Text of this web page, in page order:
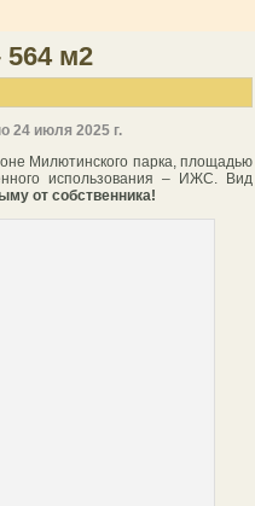
564 м2
24 июля 2025 г.
Милютинского парка, площадью
использования – ИЖС. Вид
от собственника!